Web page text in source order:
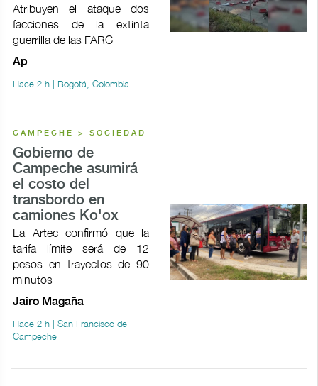
Atribuyen el ataque dos
facciones de la extinta
guerrilla de las FARC
Ap
Hace 2 h | Bogotá, Colombia
CAMPECHE > SOCIEDAD
Gobierno de
Campeche asumirá
el costo del
transbordo en
camiones Ko'ox
La Artec confirmó que la
tarifa límite será de 12
pesos en trayectos de 90
minutos
Jairo Magaña
Hace 2 h | San Francisco de
Campeche